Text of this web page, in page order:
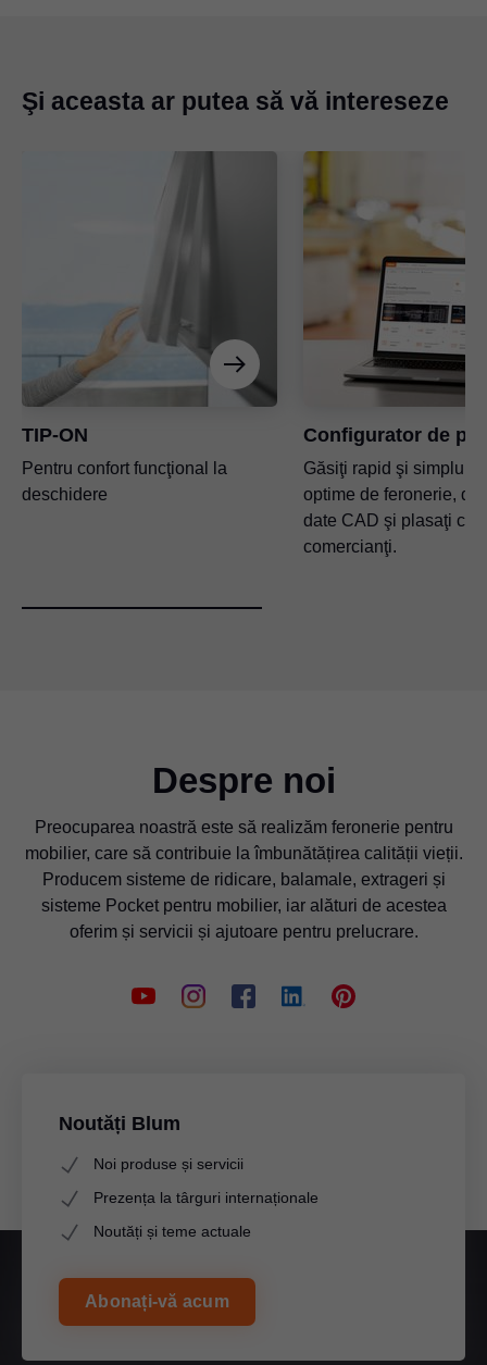
Şi aceasta ar putea să vă intereseze
TIP-ON
Pentru confort funcţional la
deschidere
Configurator de
Găsiţi rapid şi simplu
optime de feronerie,
date CAD şi plasaţi
comercianţi.
Despre noi
Preocuparea noastră este să realizăm feronerie pentru
mobilier, care să contribuie la îmbunătățirea calității vieții.
Producem sisteme de ridicare, balamale, extrageri și
sisteme Pocket pentru mobilier, iar alături de acestea
oferim și servicii și ajutoare pentru prelucrare.
Noutăți Blum
Noi produse și servicii
Prezența la târguri internaționale
Noutăți și teme actuale
Abonați-vă acum